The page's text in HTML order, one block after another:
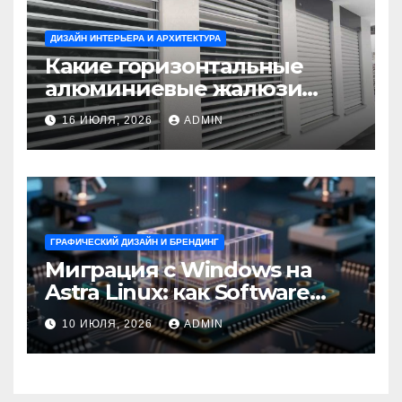
ДИЗАЙН ИНТЕРЬЕРА И АРХИТЕКТУРА
Какие горизонтальные
алюминиевые жалюзи
выбрать для окон?
16 ИЮЛЯ, 2026 ADMIN
ГРАФИЧЕСКИЙ ДИЗАЙН И БРЕНДИНГ
Миграция с Windows на
Astra Linux: как Software
Group успешно перешла на
отечественную ОС
10 ИЮЛЯ, 2026 ADMIN